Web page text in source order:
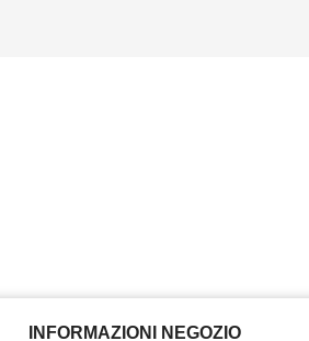
INFORMAZIONI NEGOZIO